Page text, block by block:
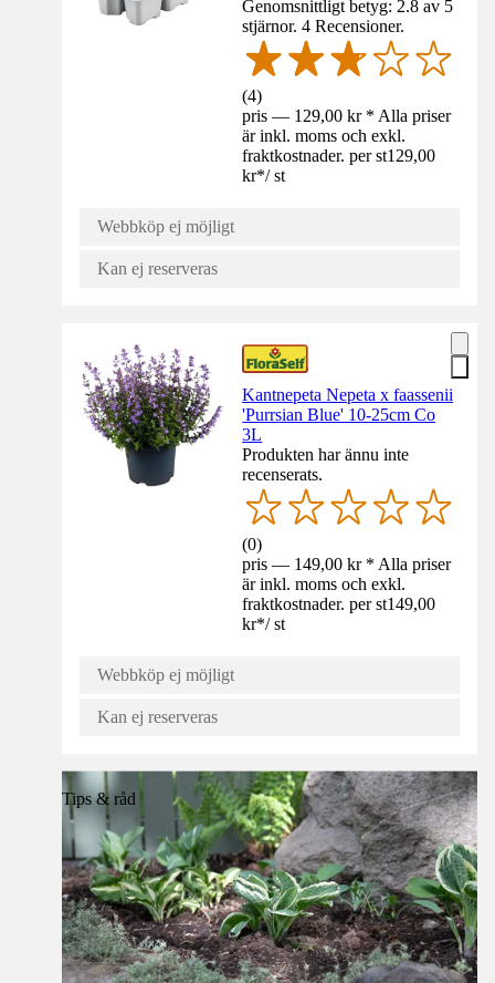
Genomsnittligt betyg: 2.8 av 5
stjärnor. 4 Recensioner.
(4)
pris — 129,00 kr * Alla priser
är inkl. moms och exkl.
fraktkostnader. per st129,00
kr*/ st
Webbköp ej möjligt
Kan ej reserveras
Kantnepeta Nepeta x faassenii
'Purrsian Blue' 10-25cm Co
3L
Produkten har ännu inte
recenserats.
(0)
pris — 149,00 kr * Alla priser
är inkl. moms och exkl.
fraktkostnader. per st149,00
kr*/ st
Webbköp ej möjligt
Kan ej reserveras
Tips & råd